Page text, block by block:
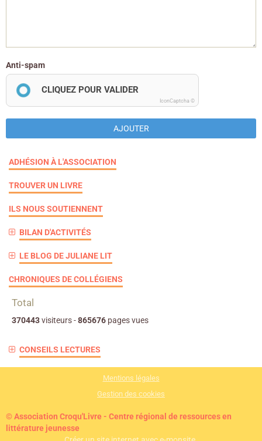
Anti-spam
CLIQUEZ POUR VALIDER
IconCaptcha ©
AJOUTER
ADHÉSION À L'ASSOCIATION
TROUVER UN LIVRE
ILS NOUS SOUTIENNENT
BILAN D'ACTIVITÉS
LE BLOG DE JULIANE LIT
CHRONIQUES DE COLLÉGIENS
Total
370443visiteurs -865676 pages vues
CONSEILS LECTURES
Mentions légales
Gestion des cookies
© Association Croqu'Livre - Centre régional de ressources en
littérature jeunesse